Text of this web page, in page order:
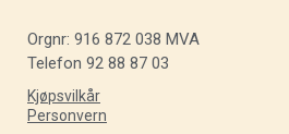
Orgnr: 916 872 038 MVA
Telefon 92 88 87 03
Kjøpsvilkår
Personvern